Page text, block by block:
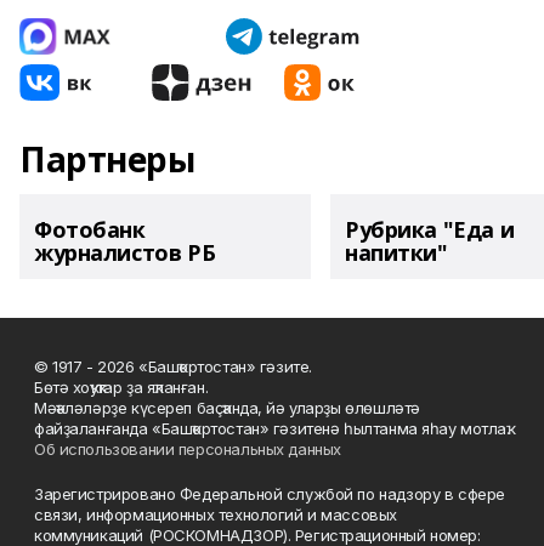
Партнеры
Фотобанк
журналистов РБ
Рубрика "Еда и
напитки"
© 1917 - 2026 «Башҡортостан» гәзите.
Бөтә хоҡуҡтар ҙа яҡланған.
Мәҡәләләрҙе күсереп баҫҡанда, йә уларҙы өлөшләтә
файҙаланғанда «Башҡортостан» гәзитенә һылтанма яһау мотлаҡ.
Об использовании персональных данных
Зарегистрировано Федеральной службой по надзору в сфере
связи, информационных технологий и массовых
коммуникаций (РОСКОМНАДЗОР). Регистрационный номер: